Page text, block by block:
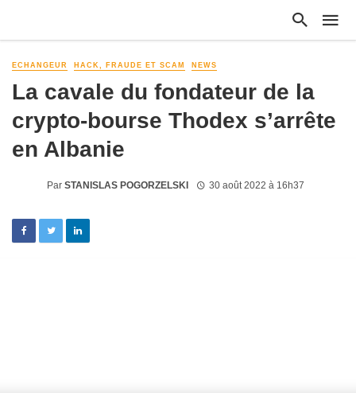
ECHANGEUR HACK, FRAUDE ET SCAM NEWS
La cavale du fondateur de la
crypto-bourse Thodex s’arrête
en Albanie
Par STANISLAS POGORZELSKI 30 août 2022 à 16h37